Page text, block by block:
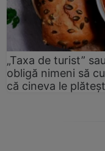
„Taxa de turist”
obligă nimeni să
că cineva le